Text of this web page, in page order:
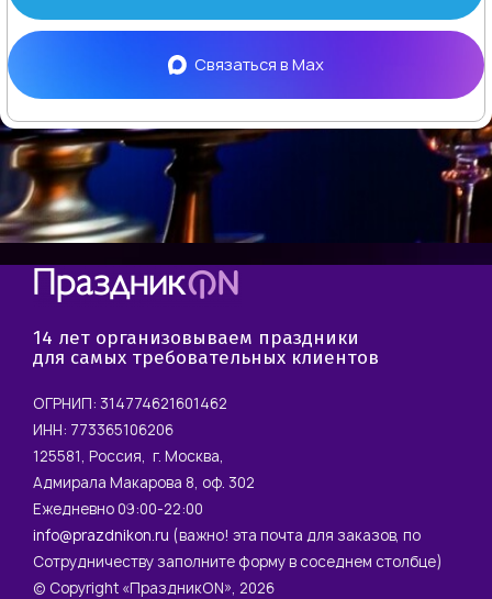
Связаться вMax
14 лет организовываем праздники
для самых требовательных клиентов
ОГРНИП: 314774621601462
ИНН: 773365106206
125581, Россия, г. Москва,
Адмирала Макарова 8, оф. 302
Ежедневно 09:00-22:00
info@prazdnikon.ru (важно! эта почта для заказов, по
Сотрудничеству заполните форму в соседнем столбце)
© Copyright «ПраздникON», 2026